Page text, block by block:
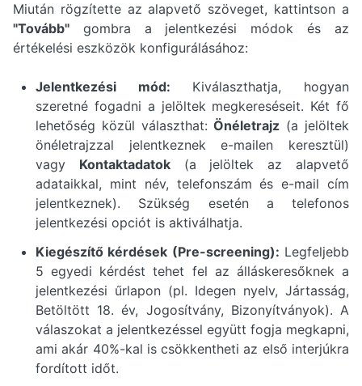
Miután rögzítette az alapvető szöveget, kattintson a
"Tovább" gombra a jelentkezési módok és az
értékelési eszközök konfigurálásához:
Jelentkezési mód: Kiválaszthatja, hogyan
szeretné fogadni a jelöltek megkereséseit. Két fő
lehetőség közül választhat:Önéletrajz (a jelöltek
önéletrajzzal jelentkeznek e-mailen keresztül)
vagy Kontaktadatok(a jelöltek az alapvető
adataikkal, mint név, telefonszám és e-mail cím
jelentkeznek). Szükség esetén a telefonos
jelentkezési opciót is aktiválhatja.
Kiegészítő kérdések (Pre-screening): Legfeljebb
5 egyedi kérdést tehet fel az álláskeresőknek a
jelentkezési űrlapon (pl. Idegen nyelv, Jártasság,
Betöltött 18. év, Jogosítvány, Bizonyítványok). A
válaszokat a jelentkezéssel együtt fogja megkapni,
ami akár 40%-kal is csökkentheti az első interjúkra
fordított időt.